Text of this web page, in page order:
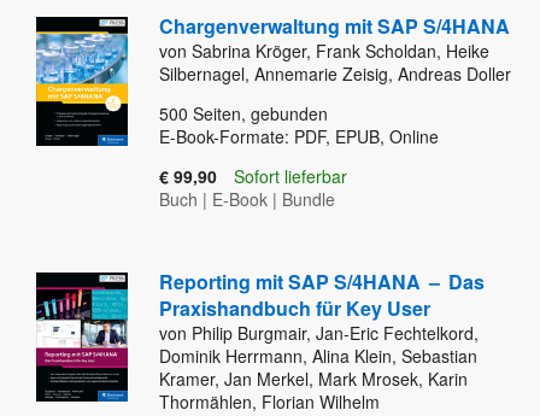
Chargenverwaltung mit SAP S/4HANA
von Sabrina Kröger, Frank Scholdan, Heike
Silbernagel, Annemarie Zeisig, Andreas Doller
500 Seiten, gebunden
E-Book-Formate: PDF, EPUB, Online
€ 99,90
Sofort lieferbar
Buch | E-Book | Bundle
Reporting mit SAP S/4HANA – Das
Praxishandbuch für Key User
von Philip Burgmair, Jan-Eric Fechtelkord,
Dominik Herrmann, Alina Klein, Sebastian
Kramer, Jan Merkel, Mark Mrosek, Karin
Thormählen, Florian Wilhelm